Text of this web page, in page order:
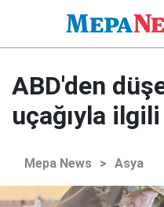
ABD'den
uçağıyla
Mepa News > Asya